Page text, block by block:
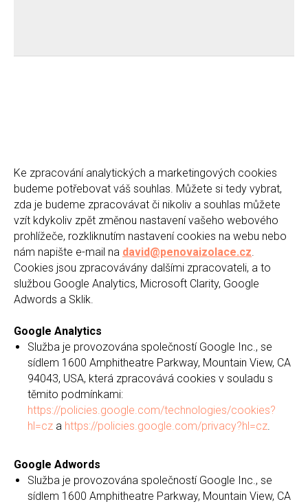
Ke zpracování analytických a marketingových cookies
budeme potřebovat váš souhlas. Můžete si tedy vybrat,
zda je budeme zpracovávat či nikoliv a souhlas můžete
vzít kdykoliv zpět změnou nastavení vašeho webového
prohlížeče, rozkliknutím nastavení cookies na webu nebo
nám napište e-mail na david@penovaizolace.cz.
Cookies jsou zpracovávány dalšími zpracovateli, a to
službou Google Analytics, Microsoft Clarity, Google
Adwords a Sklik.
Google Analytics
Služba je provozována společností Google Inc., se
sídlem 1600 Amphitheatre Parkway, Mountain View, CA
94043, USA, která zpracovává cookies v souladu s
těmito podmínkami:
https://policies.google.com/technologies/cookies?
hl=cz a https://policies.google.com/privacy?hl=cz.
Google Adwords
Služba je provozována společností Google Inc., se
sídlem 1600 Amphitheatre Parkway, Mountain View, CA